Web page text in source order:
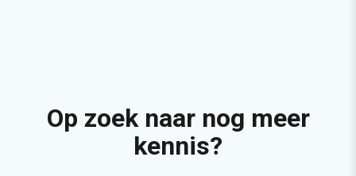
Op zoek naar nog meer
kennis?